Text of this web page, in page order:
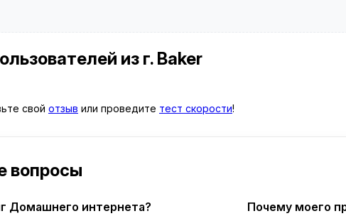
из г. Baker
свой отзыв или проведите тест скорости!
вопросы
Домашнего интернета? Почему моего